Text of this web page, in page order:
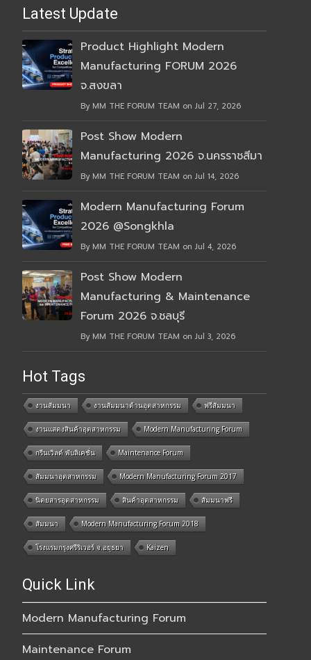
Latest Update
Product Highlight Modern
Manufacturing FORUM 2026
จ.สงขลา
By MM THE FORUM TEAM on Jul 27, 2026
Post Show Modern
Manufacturing 2026 จ.นครราชสีมา
By MM THE FORUM TEAM on Jul 14, 2026
Modern Manufacturing Forum
2026 @Songkhla
By MM THE FORUM TEAM on Jul 4, 2026
Post Show Modern
Manufacturing & Maintenance
Forum 2026 จ.ชลบุรี
By MM THE FORUM TEAM on Jul 3, 2026
Hot Tags
งานสัมมนา งานสัมมนาด้านอุตสาหกรรม ฟรีสัมมนา
งานแสดงสินค้าอุตสาหกรรม Modern Manufacturing Forum
กรีนเวิลด์ พับลิเคชั่น Maintenance Forum
สัมมนาอุตสาหกรรม Modern Manufacturing Forum 2017
นิตยสารอุตสาหกรรม สินค้าอุตสาหกรรม สัมมนาฟรี
สัมมนา Modern Manufacturing Forum 2018
โรงแรมกรุงศรีริเวอร์ จ.อยุธยา Kaizen
Quick Link
Modern Manufacturing Forum
Maintenance Forum